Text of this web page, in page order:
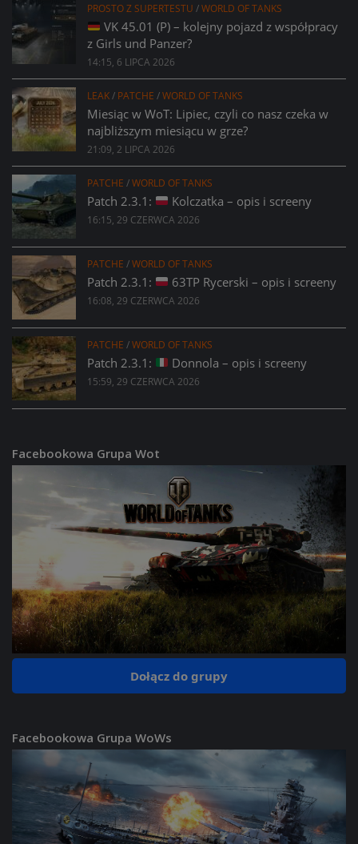
PROSTO Z SUPERTESTU /WORLD OF TANKS
VK 45.01 (P) – kolejny pojazd z współpracy
z Girls und Panzer?
14:15, 6 LIPCA 2026
LEAK/ PATCHE /WORLD OF TANKS
Miesiąc w WoT: Lipiec, czyli co nasz czeka w
najbliższym miesiącu w grze?
21:09, 2 LIPCA 2026
PATCHE /WORLD OF TANKS
Patch 2.3.1: Kolczatka – opis i screeny
16:15, 29 CZERWCA 2026
PATCHE /WORLD OF TANKS
Patch 2.3.1: 63TP Rycerski – opis i screeny
16:08, 29 CZERWCA 2026
PATCHE /WORLD OF TANKS
Patch 2.3.1: Donnola – opis i screeny
15:59, 29 CZERWCA 2026
Facebookowa Grupa Wot
Dołącz do grupy
Facebookowa Grupa WoWs